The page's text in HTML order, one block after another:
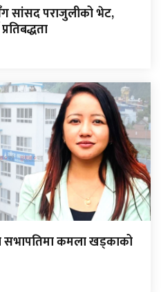
सांसद पराजुलीको भेट,
सभापतिमा कमला खड्काको